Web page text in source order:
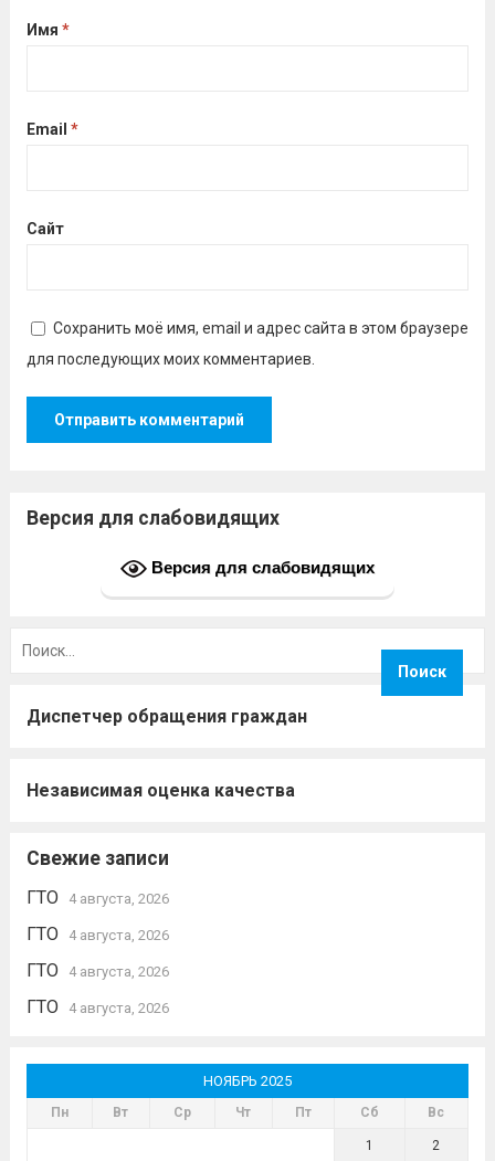
Имя *
Email *
Сайт
Сохранить моё имя, email и адрес сайта в этом браузере
для последующих моих комментариев.
Версия для слабовидящих
Версия для слабовидящих
Диспетчер обращения граждан
Независимая оценка качества
Свежие записи
ГТО 4 августа, 2026
ГТО 4 августа, 2026
ГТО 4 августа, 2026
ГТО 4 августа, 2026
НОЯБРЬ 2025
Пн Вт Ср Чт Пт Сб Вс
1 2